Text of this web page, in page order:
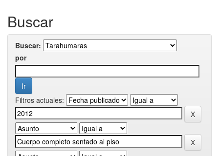
Buscar
Buscar:
por
Filtros actuales: